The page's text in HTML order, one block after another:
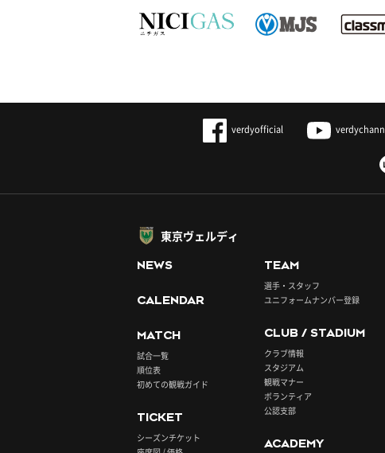
verdyofficial
東京ヴェルディ
NEWS
CALENDAR
MATCH
試合一覧
順位表
初めての観戦ガイド
TICKET
シーズンチケット
TEAM
選手・スタッフ
ユニフォームナンバー登録
CLUB / STADIUM
クラブ情報
スタジアム
観戦マナー
ボランティア
公認支部
ACADEMY